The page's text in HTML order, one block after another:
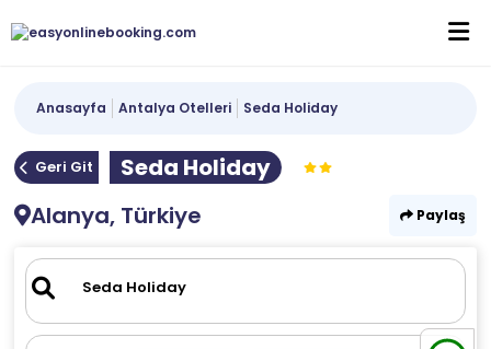
Anasayfa Antalya Otelleri Seda Holiday
Geri Git
Seda Holiday
Alanya, Türkiye
Paylaş